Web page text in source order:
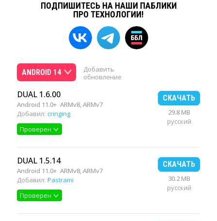
ПОДПИШИТЕСЬ НА НАШИ ПАБЛИКИ
ПРО ТЕХНОЛОГИИ!
ANDROID 14
Добавить
обновление
DUAL 1.6.00
Android 11.0+ ARMv8, ARMv7
Добавил: cringing
Проверен
СКАЧАТЬ
29.8 MB
русский
DUAL 1.5.14
Android 11.0+ ARMv8, ARMv7
Добавил: Pastrami
Проверен
СКАЧАТЬ
30.2 MB
русский